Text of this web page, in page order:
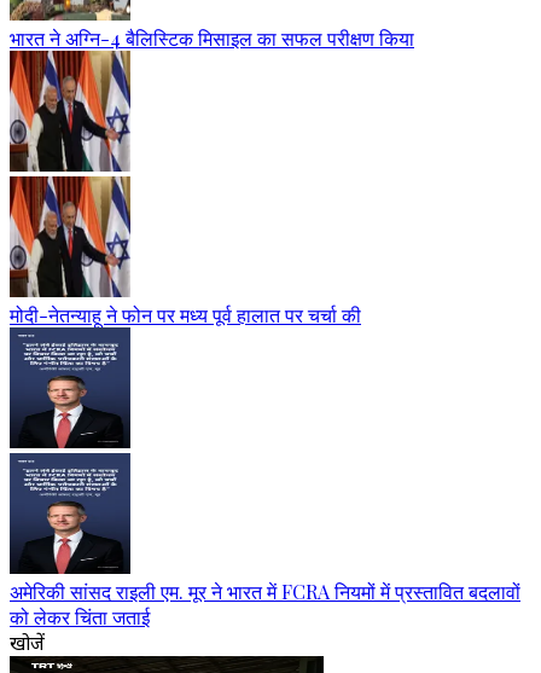
भारत ने अग्नि-4 बैलिस्टिक मिसाइल का सफल परीक्षण किया
मोदी-नेतन्याहू ने फोन पर मध्य पूर्व हालात पर चर्चा की
अमेरिकी सांसद राइली एम. मूर ने भारत में FCRA नियमों में प्रस्तावित बदलावों
को लेकर चिंता जताई
खोजें